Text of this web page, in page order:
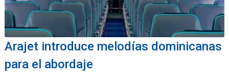
Arajet introduce melodías dominicanas
para el abordaje